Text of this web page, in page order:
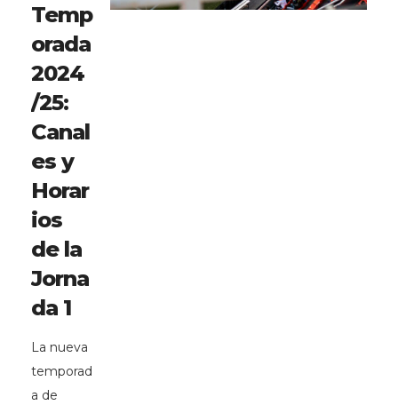
Temp
orada
2024
/25:
Canal
es y
Horar
ios
de la
Jorna
da 1
La nueva
temporad
a de